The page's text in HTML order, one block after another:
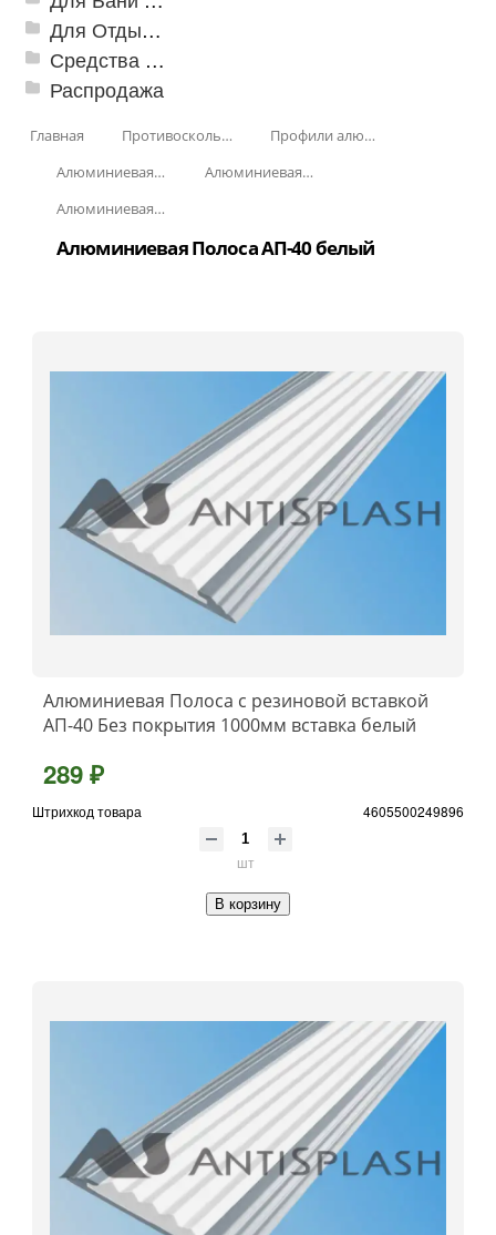
Для Отдыха и Пикника
Средства от насекомых и садовых вредителей
Распродажа
Главная Противоскользящая защита для лестниц, профили, ленты
Профили алюминиевые с резиновой вставкой
Алюминиевая полоса с резиновыми вставками
Алюминиевая Полоса с резиновой вставкой АП-40
Алюминиевая Полоса с резиновой вставкой АП-40 Без покрытия
Алюминиевая Полоса АП-40 белый
Алюминиевая Полоса с резиновой вставкой
АП-40 Без покрытия 1000мм вставка белый
289 ₽
Штрихкод товара 4605500249896
шт
В корзину